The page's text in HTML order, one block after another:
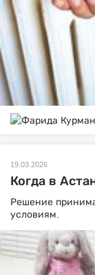
19.03.2026
Когда в
Решение
условиям.